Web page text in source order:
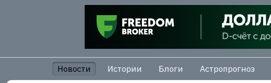
Новости Истории Блоги Астропрогноз